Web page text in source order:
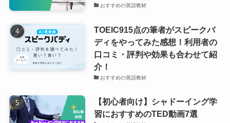
おすすめの英語教材
TOEIC915点の筆者がスピークバ
ディをやってみた感想！利用者の
口コミ・評判や効果も合わせて紹
介！
おすすめの英語教材
【初心者向け】シャドーイング学
習におすすめのTED動画7選